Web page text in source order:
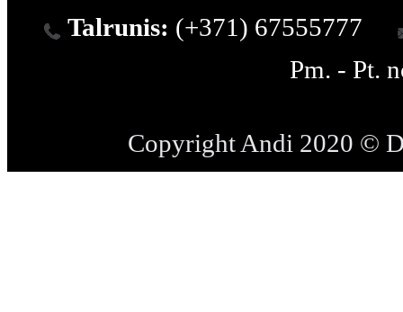
Talrunis: (+371) 67555777
Pm. - Pt.
Copyright Andi 2020 ©